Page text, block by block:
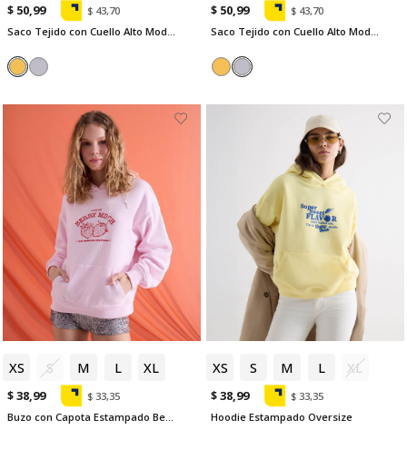
$ 50,99
$ 43,70
$ 50,99
$ 43,70
XS S M L XL
$ 38,99
$ 33,35
Buzo con Capota Estampado Berry Much
XS S M L XL
$ 38,99
$ 33,35
Hoodie Estampado Oversize